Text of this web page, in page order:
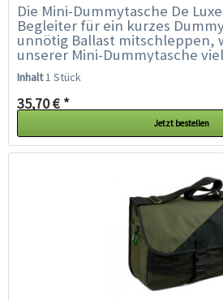
Die Mini-Dummytasche De
Begleiter für ein kurzes
unnötig Ballast mitschleppen,
unserer Mini-Dummytasche
Die ideale Tasche für
Inhalt1 Stück
35,70 € *
Jetzt bestellen